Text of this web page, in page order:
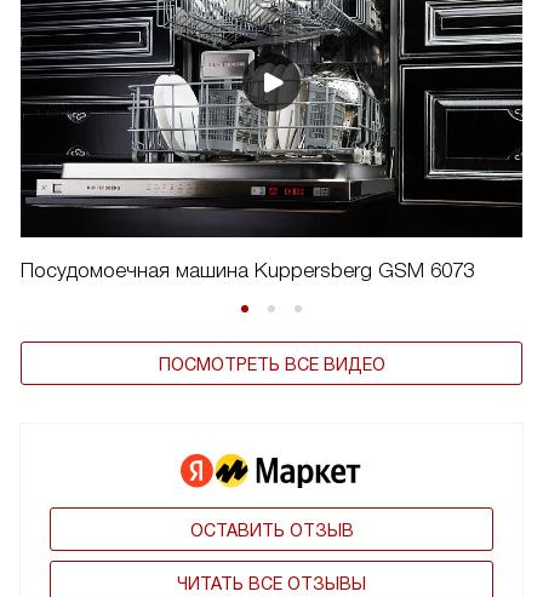
Посудомоечная машина Kuppersberg GSM 6073
ПОСМОТРЕТЬ ВСЕ ВИДЕО
ОСТАВИТЬ ОТЗЫВ
ЧИТАТЬ ВСЕ ОТЗЫВЫ